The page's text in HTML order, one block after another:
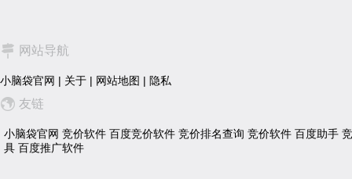
网站导航
小脑袋官网 | 关于 | 网站地图 | 隐私
友链
小脑袋官网 竞价软件 百度竞价软件 竞价排名查询 竞价软件 百度助手
具 百度推广软件